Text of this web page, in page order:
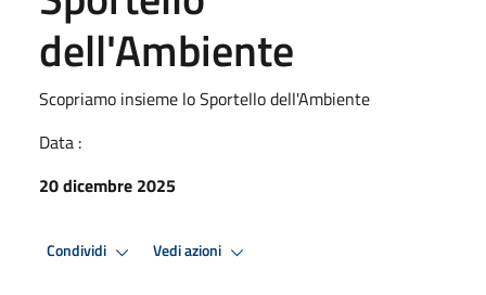
dell'Ambiente
Scopriamo insieme lo Sportello dell'Ambiente
Data :
20 dicembre 2025
Condividi Vedi azioni